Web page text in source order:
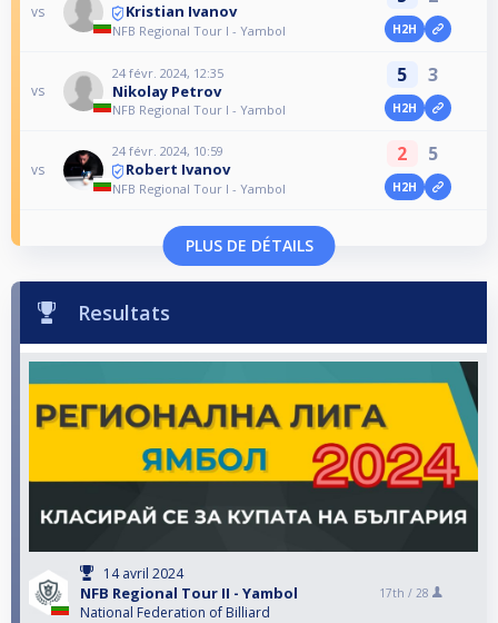
vs Kristian Ivanov
NFB Regional Tour I - Yambol H2H
vs
24 févr. 2024, 12:35
Nikolay Petrov
NFB Regional Tour I - Yambol
5 3
H2H
vs
24 févr. 2024, 10:59
Robert Ivanov
NFB Regional Tour I - Yambol
2 5
H2H
PLUS DE DÉTAILS
Resultats
14 avril 2024
NFB Regional Tour II - Yambol
National Federation of Billiard
17th / 28